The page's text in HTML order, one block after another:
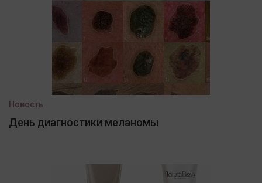
Новость
День диагностики меланомы